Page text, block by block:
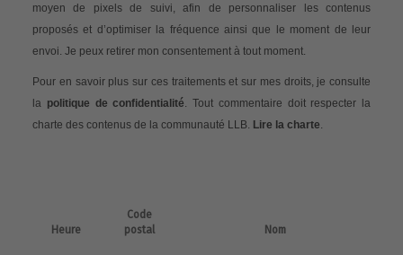
moyen de pixels de suivi, afin de personnaliser les contenus
proposés et d’optimiser la fréquence ainsi que le moment de leur
envoi. Je peux retirer mon consentement à tout moment.
Pour en savoir plus sur ces traitements et sur mes droits, je consulte
la politique de confidentialité. Tout commentaire doit respecter la
charte des contenus de la communauté LLB. Lire la charte.
Heure
Code
postal
Nom